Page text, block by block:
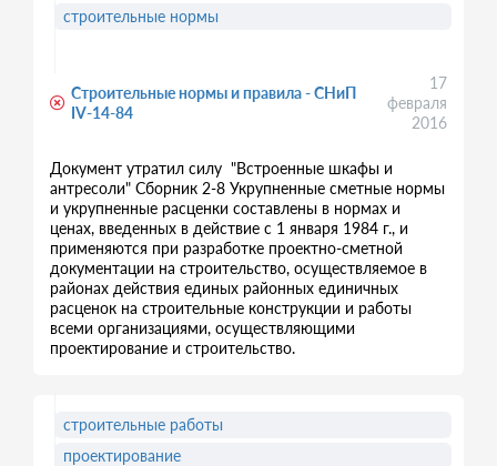
Строительные нормы и правила - СНиП
IV-14-84
17
февраля
2016
Документ утратил силу "Встроенные шкафы и
антресоли" Сборник 2-8 Укрупненные сметные нормы
и укрупненные расценки составлены в нормах и
ценах, введенных в действие с 1 января 1984 г., и
применяются при разработке проектно-сметной
документации на строительство, осуществляемое в
районах действия единых районных единичных
расценок на строительные конструкции и работы
всеми организациями, осуществляющими
проектирование и строительство.
строительные нормы
строительные работы
проектирование